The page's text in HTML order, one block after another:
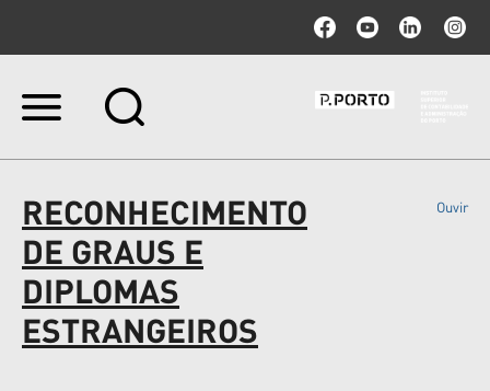
Ir
Ir
para
a
navegação
RECONHECIMENTO
DE GRAUS E
DIPLOMAS
ESTRANGEIROS
Ouvir